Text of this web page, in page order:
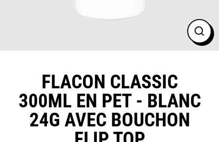
FLACON CLASSIC
300ML EN PET - BLANC
24G AVEC BOUCHON